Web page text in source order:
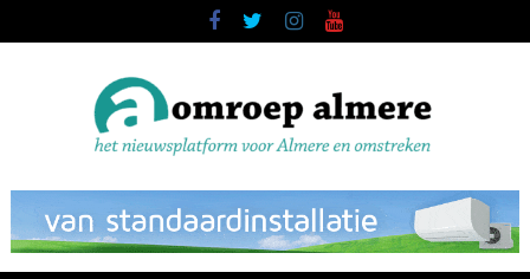
to